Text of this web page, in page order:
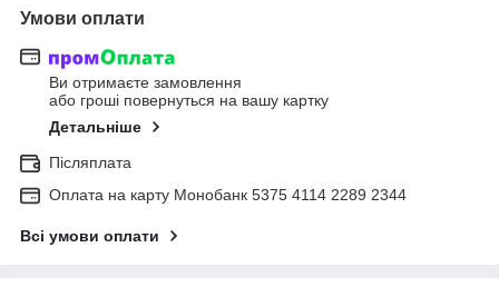
Умови оплати
Ви отримаєте замовлення
або гроші повернуться на вашу картку
Детальніше
Післяплата
Оплата на карту Монобанк 5375 4114 2289 2344
Всі умови оплати